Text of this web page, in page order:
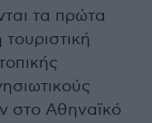
τα πρώτα
στο Αθηναϊκό